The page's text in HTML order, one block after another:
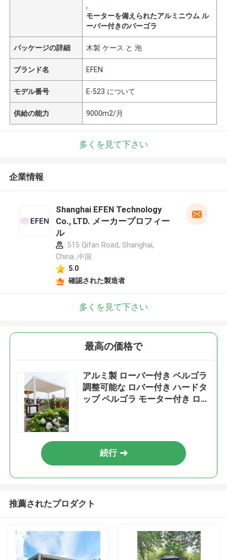
,
モーターを備えられたアルミニウム ル
ーバー付きのパーゴラ
パッケージの詳細 木製 ケース と 泡
ブランド名 EFEN
モデル番号 E-523 について
供給の能力 9000m2/月
多くを見て下さい
企業情報
Shanghai EFEN Technology
Co., LTD. メーカープロフィー
ル
515 Qifan Road, Shanghai,
China ,中国
5.0
確認された製造者
多くを見て下さい
最高の価格で
アルミ製 ローバー付き ペルゴラ
調整可能な ロバー付き ハードタ
ップ ペルゴラ モーター付き ロバ
続行
推薦されたプロダクト